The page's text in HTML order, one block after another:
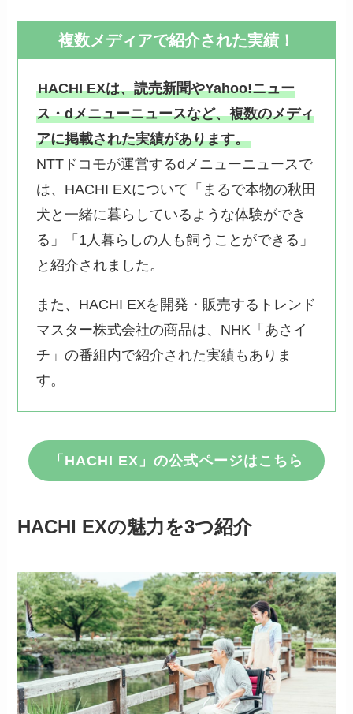
複数メディアで紹介された実績！
HACHI EXは、読売新聞やYahoo!ニュー
ス・dメニューニュースなど、複数のメディ
アに掲載された実績があります。
NTTドコモが運営するdメニューニュースで
は、HACHI EXについて「まるで本物の秋田
犬と一緒に暮らしているような体験ができ
る」「1人暮らしの人も飼うことができる」
と紹介されました。
また、HACHI EXを開発・販売するトレンド
マスター株式会社の商品は、NHK「あさイ
チ」の番組内で紹介された実績もありま
す。
「HACHI EX」の公式ページはこちら
HACHI EXの魅力を3つ紹介